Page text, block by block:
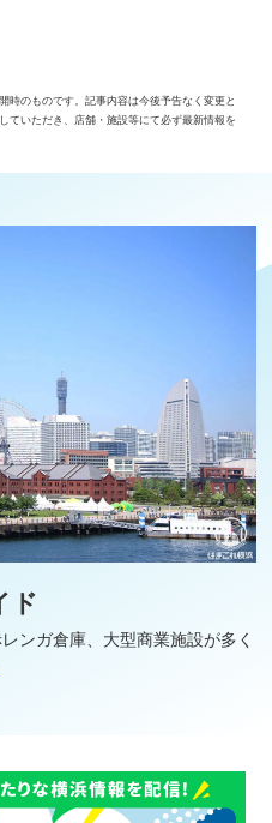
のものです。記事内容は今後予告なく変更と
ていただき、店舗・施設等にて必ず最新情報を
ド
ンガ倉庫、大型商業施設が多く